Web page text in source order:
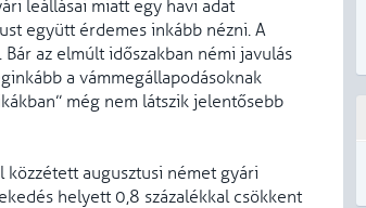
leállásai miatt egy havi adat
együtt érdemes inkább nézni. A
az elmúlt időszakban némi javulás
a vámmegállapodásoknak
még nem látszik jelentősebb
augusztusi német gyári
helyett 0,8 százalékkal csökkent